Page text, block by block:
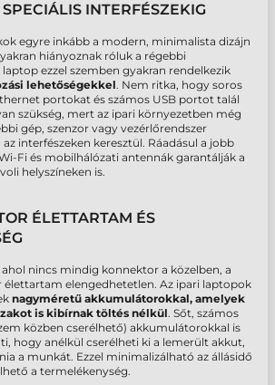
INTERFÉSZEKIG
egyre inkább a modern, minimalista dizájn
hiányoznak róluk a régebbi
laptop ezzel szemben gyakran rendelkezik
lehetőségekkel. Nem ritka, hogy soros
portokat és számos USB portot talál
szükség, mert az ipari környezetben még
gép, szenzor vagy vezérlőrendszer
interfészeken keresztül. Ráadásul a jobb
Fi és mobilhálózati antennák garantálják a
helyszíneken is.
ÉLETTARTAM ÉS
nincs mindig konnektor a közelben, a
élettartam elengedhetetlen. Az ipari laptopok
nagyméretű akkumulátorokkal, amelyek
is kibírnak töltés nélkül. Sőt, számos
közben cserélhető) akkumulátorokkal is
hogy anélkül cserélheti ki a lemerült akkut,
a munkát. Ezzel minimalizálható az állásidő
a termelékenység.